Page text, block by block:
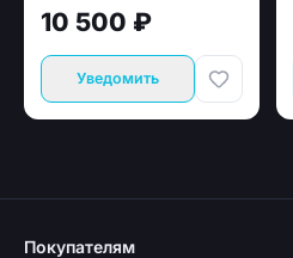
10 500 ₽
Уведомить
Покупателям